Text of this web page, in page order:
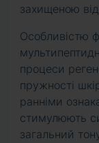
захищеною від
Особливістю
процеси
пружності
ранніми
стимулюють
загальний